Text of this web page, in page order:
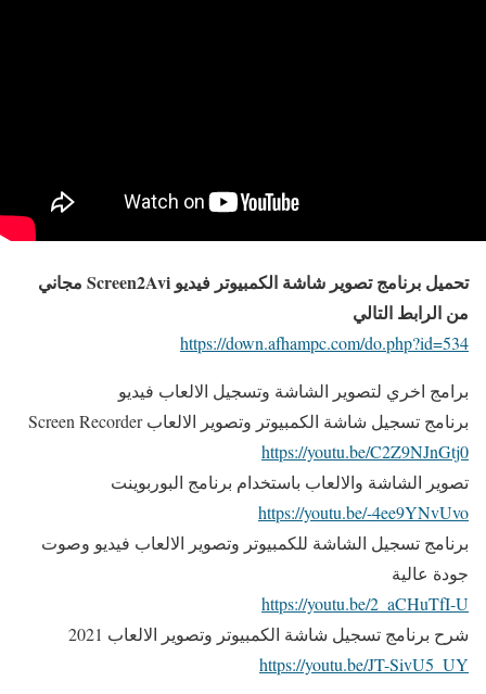
تحميل برنامج تصوير شاشة الكمبيوتر فيديو Screen2Avi مجاني
من الرابط التالي
https://down.afhampc.com/do.php?id=534
برامج اخري لتصوير الشاشة وتسجيل الالعاب فيديو
برنامج تسجيل شاشة الكمبيوتر وتصوير الالعاب Screen Recorder
https://youtu.be/C2Z9NJnGtj0
تصوير الشاشة والالعاب باستخدام برنامج البوربوينت
https://youtu.be/-4ee9YNvUvo
برنامج تسجيل الشاشة للكمبيوتر وتصوير الالعاب فيديو وصوت
جودة عالية
https://youtu.be/2_aCHuTfI-U
شرح برنامج تسجيل شاشة الكمبيوتر وتصوير الالعاب 2021
https://youtu.be/JT-SivU5_UY